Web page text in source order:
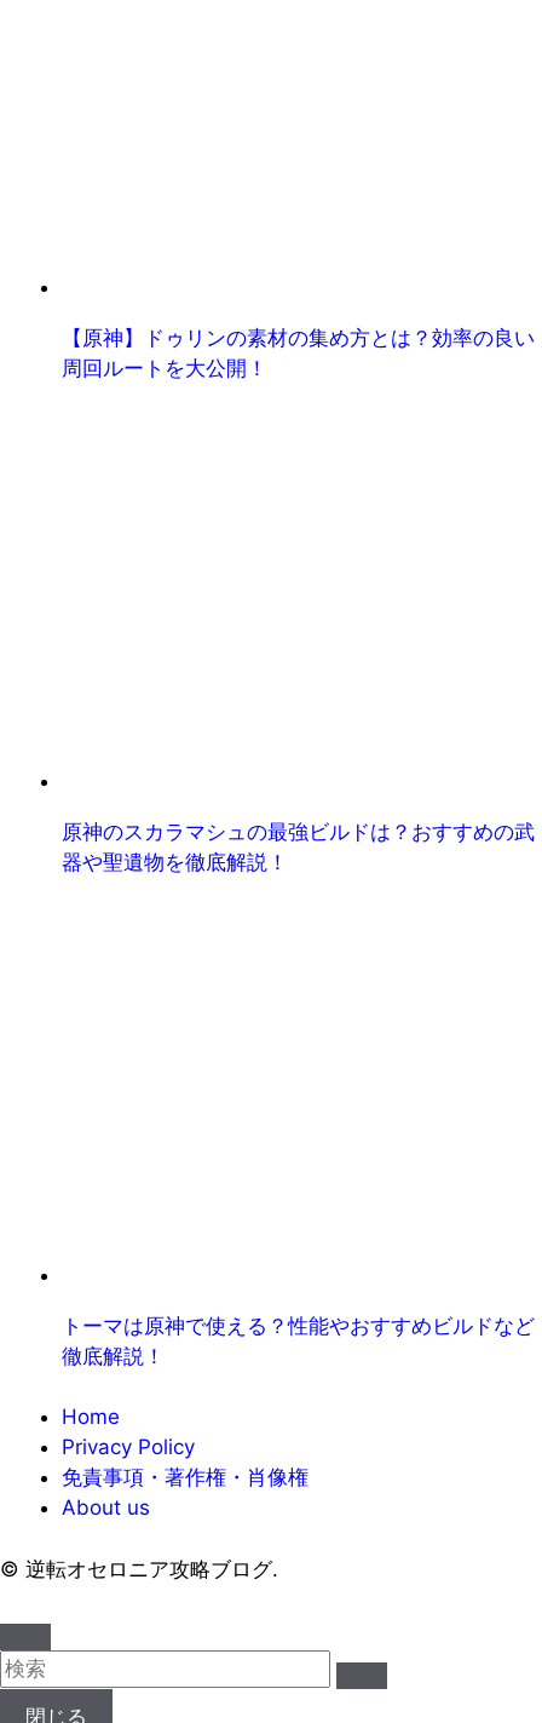
【原神】ドゥリンの素材の集め方とは？効率の良い
周回ルートを大公開！
原神のスカラマシュの最強ビルドは？おすすめの武
器や聖遺物を徹底解説！
トーマは原神で使える？性能やおすすめビルドなど
徹底解説！
Home
Privacy Policy
免責事項・著作権・肖像権
About us
© 逆転オセロニア攻略ブログ.
閉じる